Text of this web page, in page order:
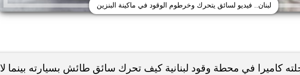
لبنان.. فيديو لسائق يتحرك وخرطوم الوقود في ماكينة البنزين
كاميرا في محطة وقود لبنانية كيف تحرك سائق طائش بسيارته بينما لا